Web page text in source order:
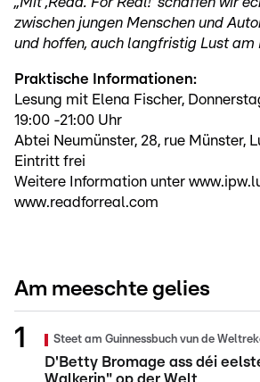
zwischen jungen Menschen und
und hoffen, auch langfristig Lust am
Praktische Informationen:
Lesung mit Elena Fischer,
19:00 -21:00 Uhr
Abtei Neumünster, 28, rue Münster,
Eintritt frei
Weitere Information unter
www.readforreal.com
Am meeschte gelies
Steet am Guinnessbuch vun de
D'Betty Bromage ass déi
Walkerin" op der Welt